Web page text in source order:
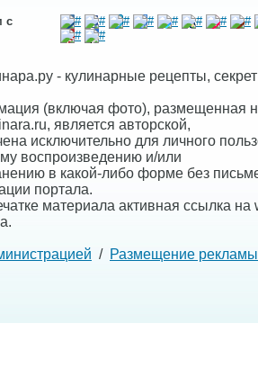
с
- кулинарные рецепты,
(включая фото), размещенная
является авторской,
исключительно для личного
воспроизведению и/или
в какой-либо форме без
портала.
материала активная ссылка на
/ Размещение рекламы